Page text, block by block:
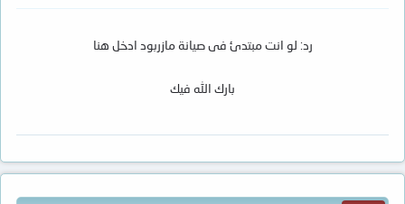
رد: لو انت مبتدئ فى صيانة مازربود ادخل هنا
بارك الله فيك